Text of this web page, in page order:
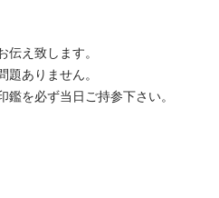
伝え致します。
題ありません。
鑑を必ず当日ご持参下さい。